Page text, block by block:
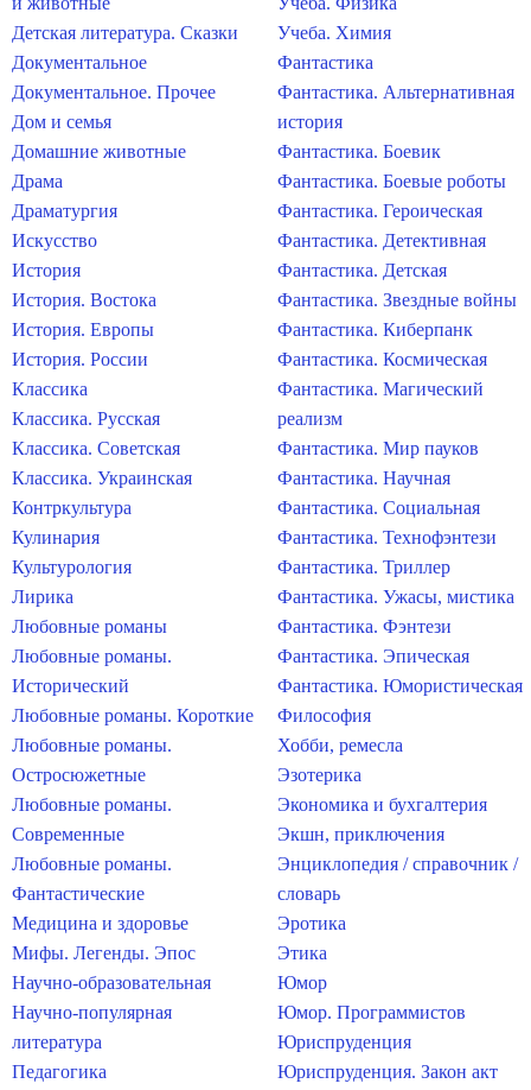
Детская литература. Сказки
Документальное
Документальное. Прочее
Дом и семья
Домашние животные
Драма
Драматургия
Искусство
История
История. Востока
История. Европы
История. России
Классика
Классика. Русская
Классика. Советская
Классика. Украинская
Контркультура
Кулинария
Культурология
Лирика
Любовные романы
Любовные романы.
Исторический
Любовные романы. Короткие
Любовные романы.
Остросюжетные
Любовные романы.
Современные
Любовные романы.
Фантастические
Медицина и здоровье
Мифы. Легенды. Эпос
Научно-образовательная
Научно-популярная
литература
Педагогика
Учеба. Химия
Фантастика
Фантастика. Альтернативная
история
Фантастика. Боевик
Фантастика. Боевые роботы
Фантастика. Героическая
Фантастика. Детективная
Фантастика. Детская
Фантастика. Звездные войны
Фантастика. Киберпанк
Фантастика. Космическая
Фантастика. Магический
реализм
Фантастика. Мир пауков
Фантастика. Научная
Фантастика. Социальная
Фантастика. Технофэнтези
Фантастика. Триллер
Фантастика. Ужасы, мистика
Фантастика. Фэнтези
Фантастика. Эпическая
Фантастика. Юмористическая
Философия
Хобби, ремесла
Эзотерика
Экономика и бухгалтерия
Экшн, приключения
Энциклопедия / справочник /
словарь
Эротика
Этика
Юмор
Юмор. Программистов
Юриспруденция
Юриспруденция. Закон акт